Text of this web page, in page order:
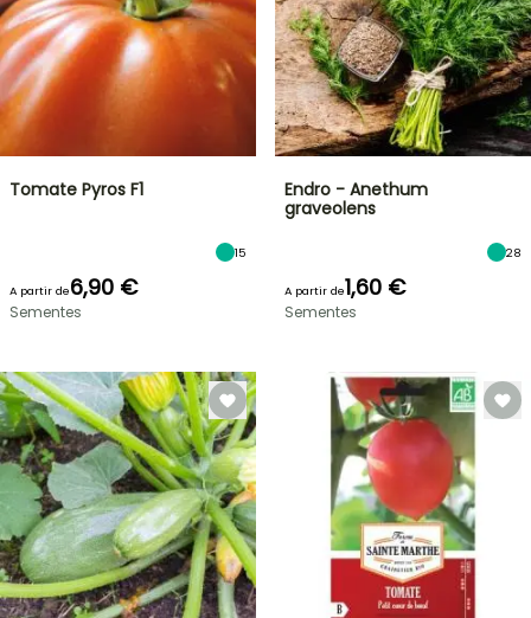
Tomate Pyros F1
15
A partir de6,90 €
Sementes
Endro - Anethum
graveolens
28
A partir de1,60 €
Sementes